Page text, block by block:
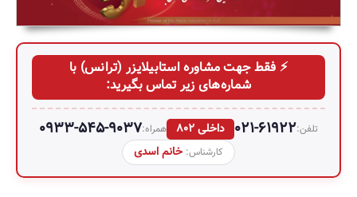
⚡ فقط جهت مشاوره استابیلایزر (ترانس) با
شماره‌های زیر تماس بگیرید:
تلفن:021-61922 داخلی 802 همراه:0933-545-9037
کارشناس: خانم اسدی